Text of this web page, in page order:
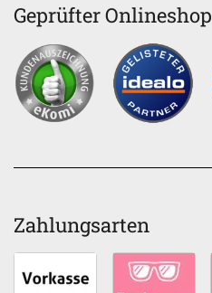
Geprüfter Onlineshop
Zahlungsarten